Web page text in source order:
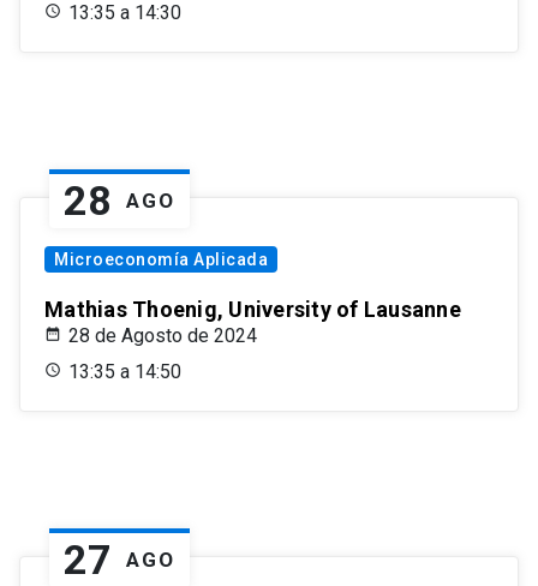
13:35 a 14:30
28 AGO
Microeconomía Aplicada
Mathias Thoenig, University of Lausanne
28 de Agosto de 2024
13:35 a 14:50
27 AGO